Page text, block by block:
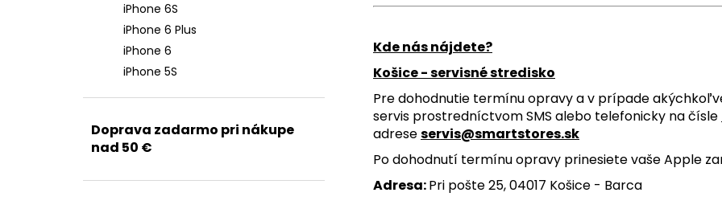
iPhone 6S
iPhone 6 Plus
iPhone 6
iPhone 5S
Doprava zadarmo pri nákupe
nad 50 €
Kde nás nájdete?
Košice - servisné stredisko
Pre dohodnutie termínu opravy a v prípade
servis prostredníctvom SMS alebo telefonicky na čísle
adreseservis@smartstores.sk
Po dohodnutí termínu opravy prinesiete vaše Apple
Adresa:Pri pošte 25, 04017 Košice - Barca